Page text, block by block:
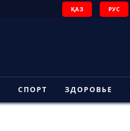
ҚАЗ РУС
СПОРТ ЗДОРОВЬЕ